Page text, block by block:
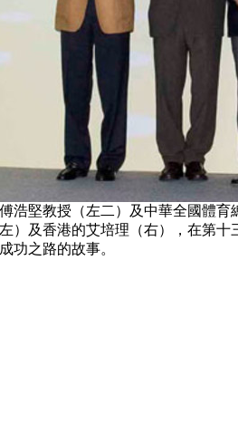
浩堅教授（左二）及中華全國體
）及香港的艾培理（右），在第
功之路的故事。